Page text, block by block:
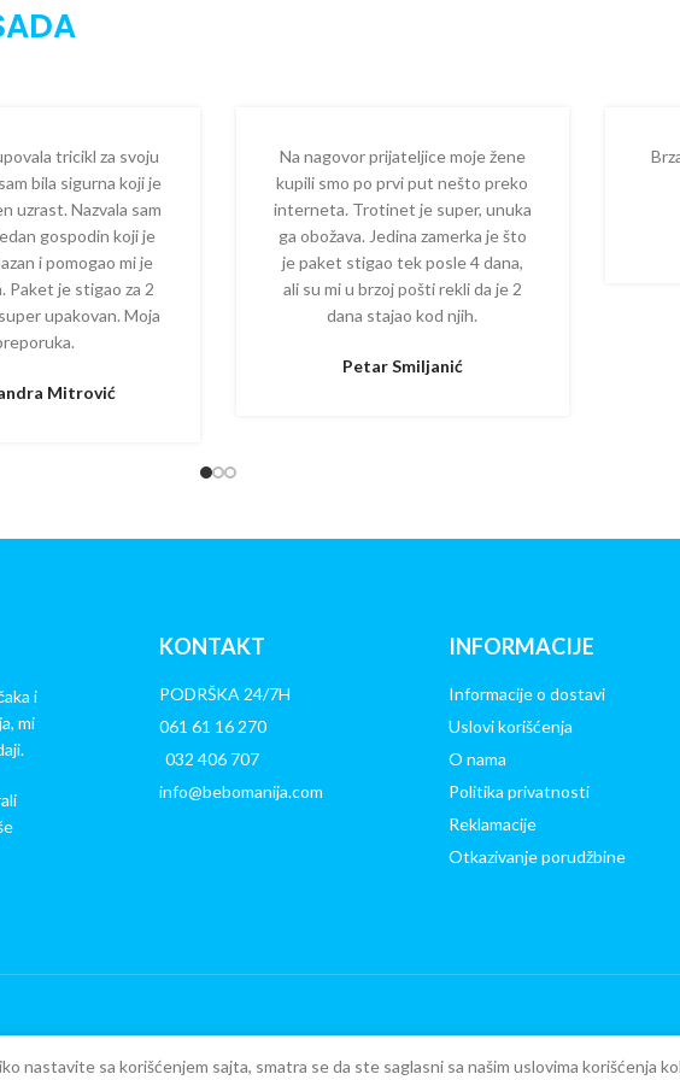
tricikl za svoju
bila sigurna koji je
uzrast. Nazvala sam
gospodin koji je
i pomogao mi je
Paket je stigao za 2
upakovan. Moja
Mitrović
Na nagovor prijateljice moje žene
kupili smo po prvi put nešto preko
interneta. Trotinet je super, unuka
ga obožava. Jedina zamerka je što
je paket stigao tek posle 4 dana,
ali su mi u brzoj pošti rekli da je 2
dana stajao kod njih.
Petar Smiljanić
i
mi
KONTAKT
PODRŠKA 24/7H
061 61 16 270
032 406 707
info@bebomanija.com
INFORMACIJE
Informacije o dostavi
Uslovi korišćenja
O nama
Politika privatnosti
Reklamacije
Otkazivanje porudžbine
nastavite sa korišćenjem sajta, smatra se da ste saglasni sa našim uslovima korišćenja